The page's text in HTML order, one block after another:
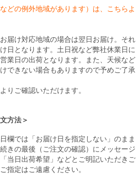
どの例外地域があります）は、こちらよ
届け対応地域の場合は翌日お届け。それ
日となります。土日祝など弊社休業日に
業日の出荷となります。また、天候など
できない場合もありますので予めご了承
よりご確認いただけます。
方法＞
欄では「お届け日を指定しない」のまま
きの最後（ご注文の確認）にメッセージ
当日出荷希望」などとご明記いただきご
指定はご遠慮ください。